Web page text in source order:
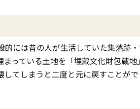
には昔の人が生活していた集落跡
っている土地を「埋蔵文化財包蔵地
てしまうと二度と元に戻すことが